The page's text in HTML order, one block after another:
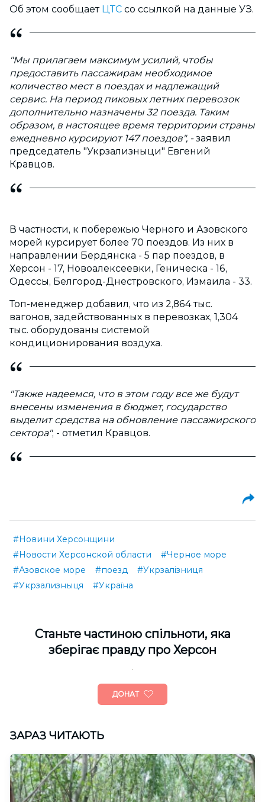
Об этом сообщает ЦТС со ссылкой на данные УЗ.
"Мы прилагаем максимум усилий, чтобы
предоставить пассажирам необходимое
количество мест в поездах и надлежащий
сервис. На период пиковых летних перевозок
дополнительно назначены 32 поезда. Таким
образом, в настоящее время территории страны
ежедневно курсируют 147 поездов", -заявил
председатель "Укрзализныци" Евгений
Кравцов.
В частности, к побережью Черного и Азовского
морей курсирует более 70 поездов. Из них в
направлении Бердянска - 5 пар поездов, в
Херсон - 17, Новоалексеевки, Геническа - 16,
Одессы, Белгород-Днестровского, Измаила - 33.
Топ-менеджер добавил, что из 2,864 тыс.
вагонов, задействованных в перевозках, 1,304
тыс. оборудованы системой
кондиционирования воздуха.
"Также надеемся, что в этом году все же будут
внесены изменения в бюджет, государство
выделит средства на обновление пассажирского
сектора", - отметил Кравцов.
#Новини Херсонщини
#Новости Херсонской области
#Черное море
#Азовское море
#поезд
#Укрзалізниця
#Укрзализныця
#Україна
Cтаньте частиною спільноти, яка
зберігає правду про Херсон
ДОНАТ
ЗАРАЗ ЧИТАЮТЬ